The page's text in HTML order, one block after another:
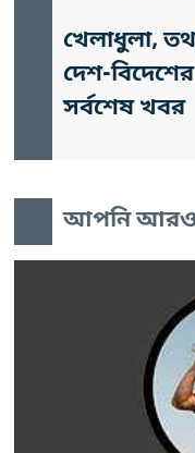
খেলাধুলা,
দেশ-
সর্বশেষ খবর
আপনি আরও